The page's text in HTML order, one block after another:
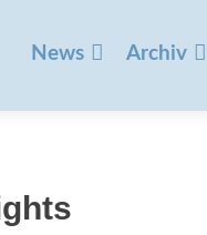
springen
News Archiv